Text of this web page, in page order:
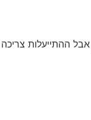
ההתייעלות צריכה